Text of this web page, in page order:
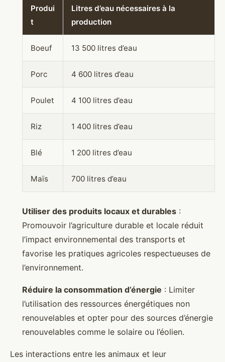
Produi
t
Litres d’eau nécessaires à la
production
Boeuf 13 500 litres d’eau
Porc 4 600 litres d’eau
Poulet 4 100 litres d’eau
Riz 1 400 litres d’eau
Blé 1 200 litres d’eau
Maïs 700 litres d’eau
Utiliser des produits locaux et durables :
Promouvoir l’agriculture durable et locale réduit
l’impact environnemental des transports et
favorise les pratiques agricoles respectueuses de
l’environnement.
Réduire la consommation d’énergie : Limiter
l’utilisation des ressources énergétiques non
renouvelables et opter pour des sources d’énergie
renouvelables comme le solaire ou l’éolien.
Les interactions entre les animaux et leur